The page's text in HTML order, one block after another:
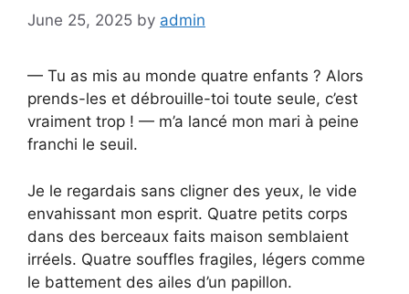
June 25, 2025 by admin
— Tu as mis au monde quatre enfants ? Alors
prends-les et débrouille-toi toute seule, c’est
vraiment trop ! — m’a lancé mon mari à peine
franchi le seuil.
Je le regardais sans cligner des yeux, le vide
envahissant mon esprit. Quatre petits corps
dans des berceaux faits maison semblaient
irréels. Quatre souffles fragiles, légers comme
le battement des ailes d’un papillon.